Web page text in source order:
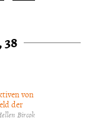
von
der
Bircok